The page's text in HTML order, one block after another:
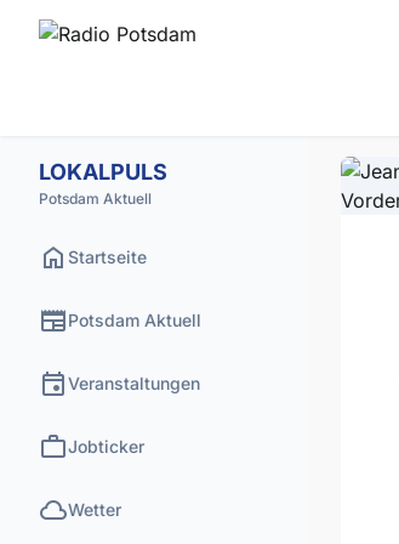
LOKALPULS
Potsdam Aktuell
home Startseite
newspaperPotsdam Aktuell
eventVeranstaltungen
workJobticker
cloudWetter